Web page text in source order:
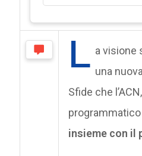
L a visione
una
Sfide che
programmatico
insieme con il